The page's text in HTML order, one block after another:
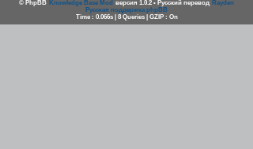
© PhpBB Knowledge Base Mod версия 1.0.2 • Русский перевод Rayden
Русская поддержка phpBB
Time : 0.066s | 8 Queries | GZIP : On